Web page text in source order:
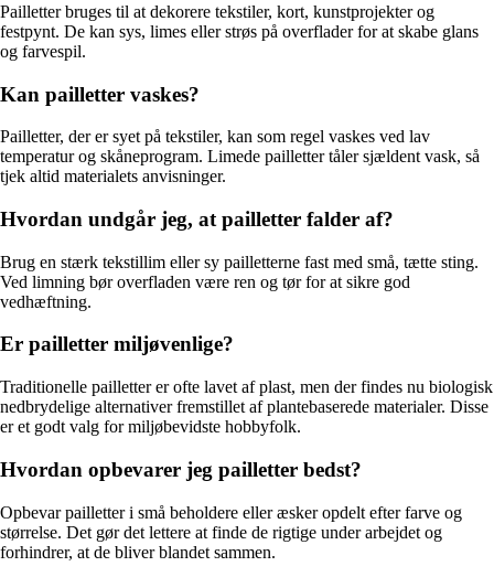
Pailletter bruges til at dekorere tekstiler, kort, kunstprojekter og
festpynt. De kan sys, limes eller strøs på overflader for at skabe glans
og farvespil.
Kan pailletter vaskes?
Pailletter, der er syet på tekstiler, kan som regel vaskes ved lav
temperatur og skåneprogram. Limede pailletter tåler sjældent vask, så
tjek altid materialets anvisninger.
Hvordan undgår jeg, at pailletter falder af?
Brug en stærk tekstillim eller sy pailletterne fast med små, tætte sting.
Ved limning bør overfladen være ren og tør for at sikre god
vedhæftning.
Er pailletter miljøvenlige?
Traditionelle pailletter er ofte lavet af plast, men der findes nu biologisk
nedbrydelige alternativer fremstillet af plantebaserede materialer. Disse
er et godt valg for miljøbevidste hobbyfolk.
Hvordan opbevarer jeg pailletter bedst?
Opbevar pailletter i små beholdere eller æsker opdelt efter farve og
størrelse. Det gør det lettere at finde de rigtige under arbejdet og
forhindrer, at de bliver blandet sammen.